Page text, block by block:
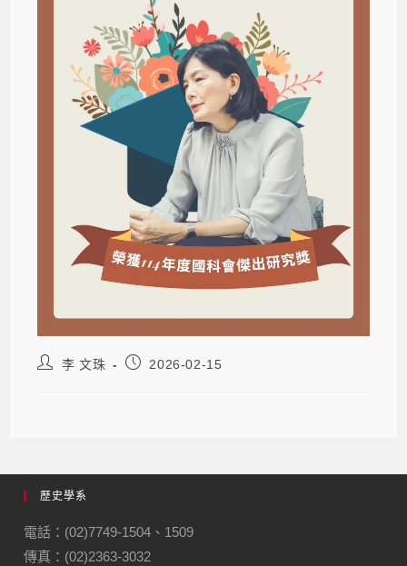
李 文珠 2026-02-15
歷史學系
電話：(02)7749-1504、1509
傳真：(02)2363-3032